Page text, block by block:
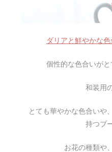
ダリアと鮮やかな
個性的な色合いが
和装用
とても華やかな色合いや
持つブ
お花の種類や